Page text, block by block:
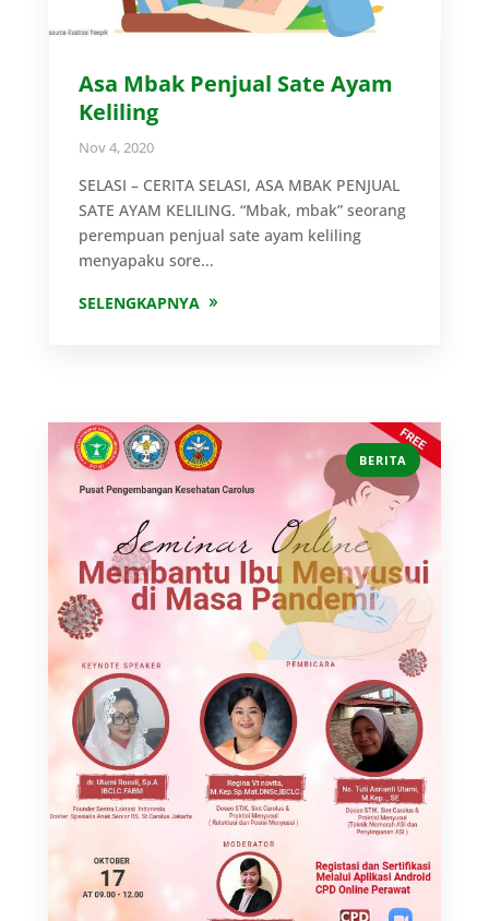
Asa Mbak Penjual Sate Ayam
Keliling
Nov 4, 2020
SELASI – CERITA SELASI, ASA MBAK PENJUAL
SATE AYAM KELILING. “Mbak, mbak” seorang
perempuan penjual sate ayam keliling
menyapaku sore...
SELENGKAPNYA
BERITA